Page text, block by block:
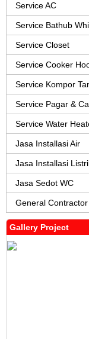
Service AC
Service Bathub
Service Closet
Service Cooker
Service Kompor
Service Pagar &
Service Water
Jasa Installasi Air
Jasa Installasi
Jasa Sedot WC
General Contractor
Gallery Project